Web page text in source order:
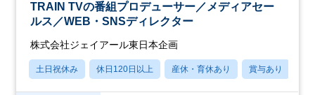
TRAIN TVの番組プロデューサー／メディアセー
ルス／WEB・SNSディレクター
株式会社ジェイアール東日本企画
土日祝休み 休日120日以上 産休・育休あり 賞与あり